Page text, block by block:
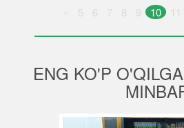
5 6 7 8 9 10 11
ENG KO'P